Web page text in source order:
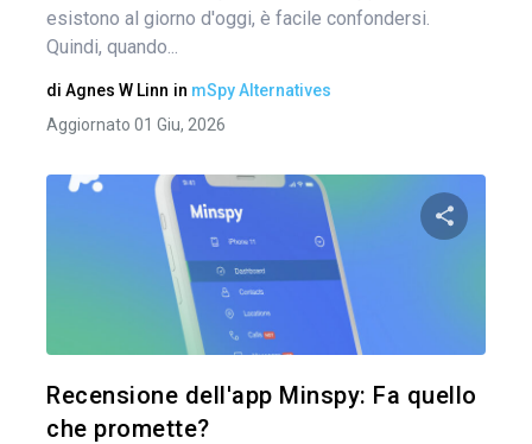
esistono al giorno d'oggi, è facile confondersi.
Quindi, quando...
di Agnes W Linn in mSpy Alternatives
Aggiornato 01 Giu, 2026
Recensione dell'app Minspy: Fa quello
che promette?